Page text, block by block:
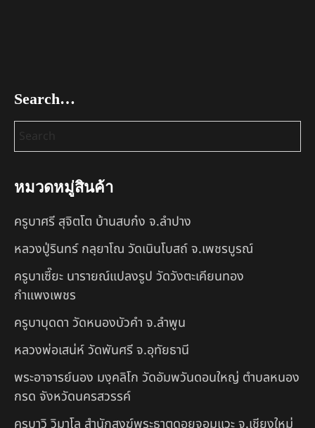
Search…
หมวดหมู่สินค้า
ครูบาศรี สุจิตโต บ้านสบก๋ง จ.ลำปาง
หลวงปู่รินทร์ กลฺยาโณ วัดเนินโบสถ์ จ.เพชรบูรณ์
ครูบาเซี๊ยะ นารายณ์แปลงรูป วัดวังตะเคียนทอง
กำแพงเพชร
ครูบาบุดดา วัดหนองบัวคํา จ.ลําพูน
หลวงพ่อเสน่ห์ วัดพันศรี จ.อุทัยธานี
พระอาจารย์นอง มงฺคลิโก วัดอัมพวันดอนใหญ่ ตำบลหนอง
กรด จังหวัดนครสวรรค์
ครูบาวิ วิมาโล สำนักสงฆ์พระธาตุดอยจอมแวะ จ.เชียงใหม่